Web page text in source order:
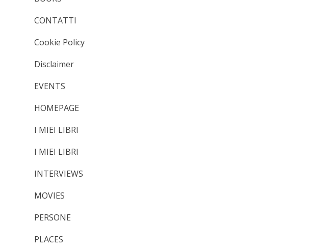
CONTATTI
Cookie Policy
Disclaimer
EVENTS
HOMEPAGE
I MIEI LIBRI
I MIEI LIBRI
INTERVIEWS
MOVIES
PERSONE
PLACES